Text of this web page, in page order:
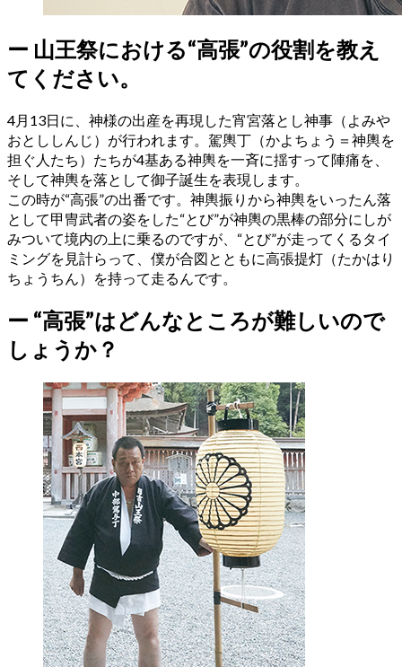
ー 山王祭における“高張”の役割を教え
てください。
4月13日に、神様の出産を再現した宵宮落とし神事（よみや
おとししんじ）が行われます。駕輿丁（かよちょう＝神輿を
担ぐ人たち）たちが4基ある神輿を一斉に揺すって陣痛を、
そして神輿を落として御子誕生を表現します。
この時が“高張”の出番です。神輿振りから神輿をいったん落
として甲冑武者の姿をした“とび”が神輿の黒棒の部分にしが
みついて境内の上に乗るのですが、“とび”が走ってくるタイ
ミングを見計らって、僕が合図とともに高張提灯（たかはり
ちょうちん）を持って走るんです。
ー “高張”はどんなところが難しいので
しょうか？